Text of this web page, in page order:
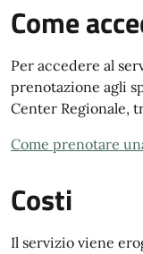
Come
Per accedere al
prenotazione agli
Center Regionale,
Come prenotare
Costi
Il servizio viene